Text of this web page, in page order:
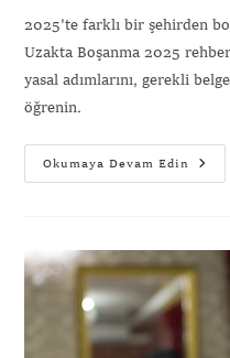
2025'te farklı bir şehirden
Uzakta Boşanma 2025
yasal adımlarını, gerekli
öğrenin.
Okumaya Devam Edin